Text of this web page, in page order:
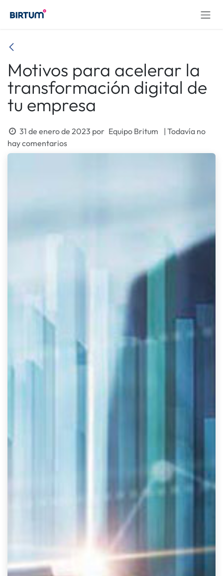
Motivos para acelerar la
transformación digital de
tu empresa
31 de enero de 2023 por Equipo Britum
| Todavía no
hay comentarios